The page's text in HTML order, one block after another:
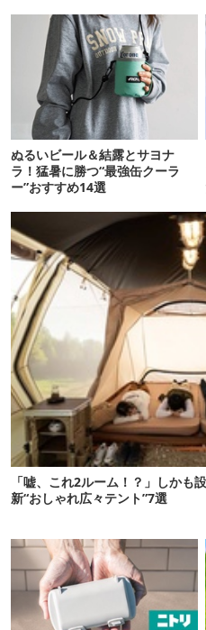
ぬるいビール＆結露とサヨナ
ラ！猛暑に勝つ“最強缶クーラ
ー”おすすめ14選
「嘘、これ2ルーム！？」しかも
新“おしゃれ広々テント”7選